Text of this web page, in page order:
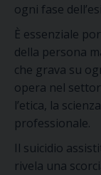
ogni fase
È essenziale
della persona
che grava su
opera nel
l’etica, la
professionale.
Il suicidio
rivela una